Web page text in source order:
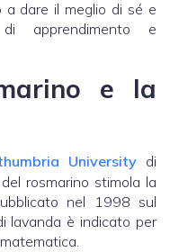
a dare il meglio di sé e
apprendimento e
e la
University di
rosmarino stimola la
nel 1998 sul
lavanda è indicato per